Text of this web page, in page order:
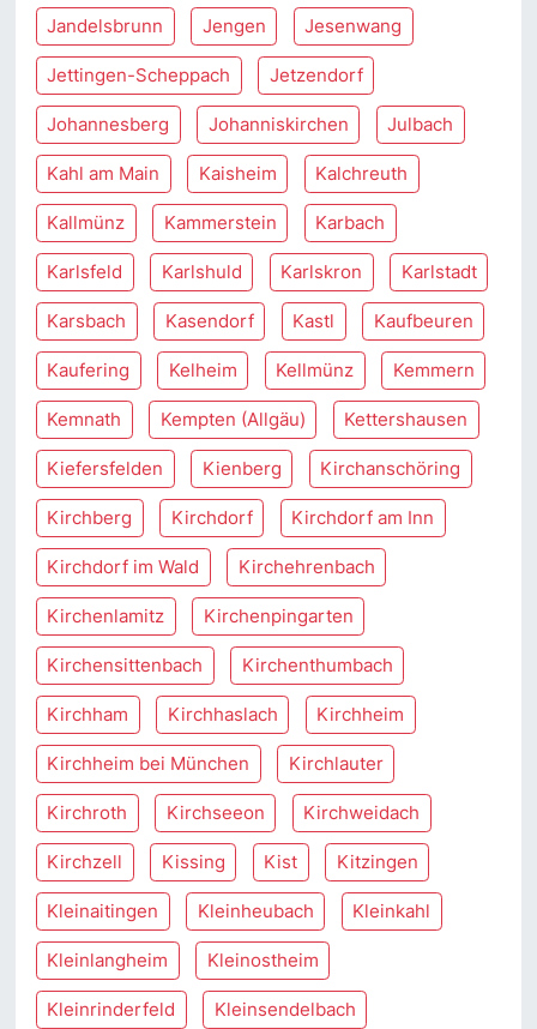
Jandelsbrunn Jengen Jesenwang
Jettingen-Scheppach Jetzendorf
Johannesberg Johanniskirchen Julbach
Kahl am Main Kaisheim Kalchreuth
Kallmünz Kammerstein Karbach
Karlsfeld Karlshuld Karlskron Karlstadt
Karsbach Kasendorf Kastl Kaufbeuren
Kaufering Kelheim Kellmünz Kemmern
Kemnath Kempten (Allgäu) Kettershausen
Kiefersfelden Kienberg Kirchanschöring
Kirchberg Kirchdorf Kirchdorf am Inn
Kirchdorf im Wald Kirchehrenbach
Kirchenlamitz Kirchenpingarten
Kirchensittenbach Kirchenthumbach
Kirchham Kirchhaslach Kirchheim
Kirchheim bei München Kirchlauter
Kirchroth Kirchseeon Kirchweidach
Kirchzell Kissing Kist Kitzingen
Kleinaitingen Kleinheubach Kleinkahl
Kleinlangheim Kleinostheim
Kleinrinderfeld Kleinsendelbach